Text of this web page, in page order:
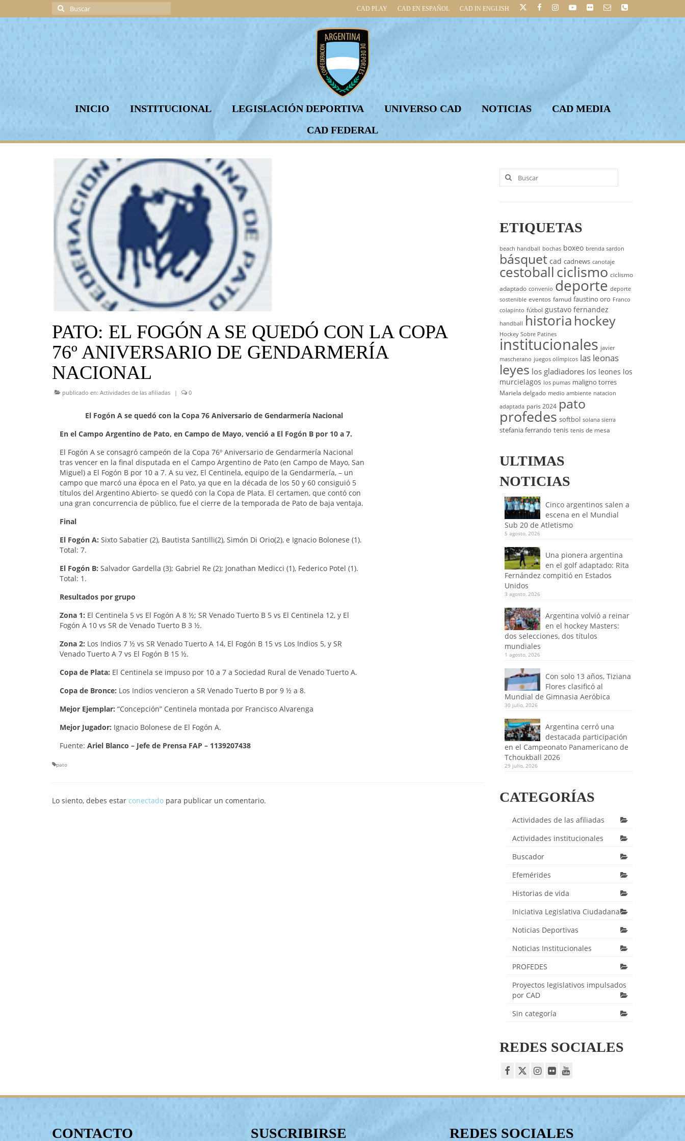
CAD PLAY CAD EN ESPAÑOL CAD IN ENGLISH
Buscar
por:
INICIO INSTITUCIONAL LEGISLACIÓN DEPORTIVA UNIVERSO CAD NOTICIAS
CAD MEDIA
CAD FEDERAL
PATO: EL FOGÓN A SE QUEDÓ CON LA COPA
76º ANIVERSARIO DE GENDARMERÍA
NACIONAL
publicado en: Actividades de las afiliadas | 0
El Fogón A se quedó con la Copa 76 Aniversario de Gendarmería Nacional
En el Campo Argentino de Pato, en Campo de Mayo, venció a El Fogón B por 10 a 7.
El Fogón A se consagró campeón de la Copa 76º Aniversario de Gendarmería Nacional
tras vencer en la final disputada en el Campo Argentino de Pato (en Campo de Mayo, San
Miguel) a El Fogón B por 10 a 7. A su vez, El Centinela, equipo de la Gendarmería, – un
campo que marcó una época en el Pato, ya que en la década de los 50 y 60 consiguió 5
títulos del Argentino Abierto- se quedó con la Copa de Plata. El certamen, que contó con
una gran concurrencia de público, fue el cierre de la temporada de Pato de baja ventaja.
Final
El Fogón A: Sixto Sabatier (2), Bautista Santilli(2), Simón Di Orio(2), e Ignacio Bolonese (1).
Total: 7.
El Fogón B: Salvador Gardella (3); Gabriel Re (2); Jonathan Medicci (1), Federico Potel (1).
Total: 1.
Resultados por grupo
Zona 1: El Centinela 5 vs El Fogón A 8 ½; SR Venado Tuerto B 5 vs El Centinela 12, y El
Fogón A 10 vs SR de Venado Tuerto B 3 ½.
Zona 2: Los Indios 7 ½ vs SR Venado Tuerto A 14, El Fogón B 15 vs Los Indios 5, y SR
Venado Tuerto A 7 vs El Fogón B 15 ½.
Copa de Plata: El Centinela se impuso por 10 a 7 a Sociedad Rural de Venado Tuerto A.
Copa de Bronce: Los Indios vencieron a SR Venado Tuerto B por 9 ½ a 8.
Mejor Ejemplar: “Concepción” Centinela montada por Francisco Alvarenga
Mejor Jugador: Ignacio Bolonese de El Fogón A.
Fuente: Ariel Blanco – Jefe de Prensa FAP – 1139207438
pato
Lo siento, debes estar conectado para publicar un comentario.
Buscar
por:
ETIQUETAS
beach handball bochas boxeo brenda sardon
básquet cad cadnews canotaje
cestoballciclismo ciclismo
adaptado convenio deporte deporte
sostenible eventos famud faustino oro Franco
colapinto fútbol gustavo fernandez
handball historia hockey
Hockey Sobre Patines
institucionales javier
mascherano juegos olímpicos las leonas
leyes los gladiadores los leones los
murcielagos los pumas maligno torres
Mariela delgado medio ambiente natacion
adaptada paris 2024 pato
profedes softbol solana sierra
stefania ferrando tenis tenis de mesa
ULTIMAS
NOTICIAS
Cinco argentinos salen a
escena en el Mundial
Sub 20 de Atletismo
5 agosto, 2026
Una pionera argentina
en el golf adaptado: Rita
Fernández compitió en Estados
Unidos
3 agosto, 2026
Argentina volvió a reinar
en el hockey Masters:
dos selecciones, dos títulos
mundiales
1 agosto, 2026
Con solo 13 años, Tiziana
Flores clasificó al
Mundial de Gimnasia Aeróbica
30 julio, 2026
Argentina cerró una
destacada participación
en el Campeonato Panamericano de
Tchoukball 2026
29 julio, 2026
CATEGORÍAS
Actividades de las afiliadas
Actividades institucionales
Buscador
Efemérides
Historias de vida
Iniciativa Legislativa Ciudadana
Noticias Deportivas
Noticias Institucionales
PROFEDES
Proyectos legislativos impulsados
por CAD
Sin categoría
REDES SOCIALES
CONTACTO SUSCRIBIRSE REDES SOCIALES